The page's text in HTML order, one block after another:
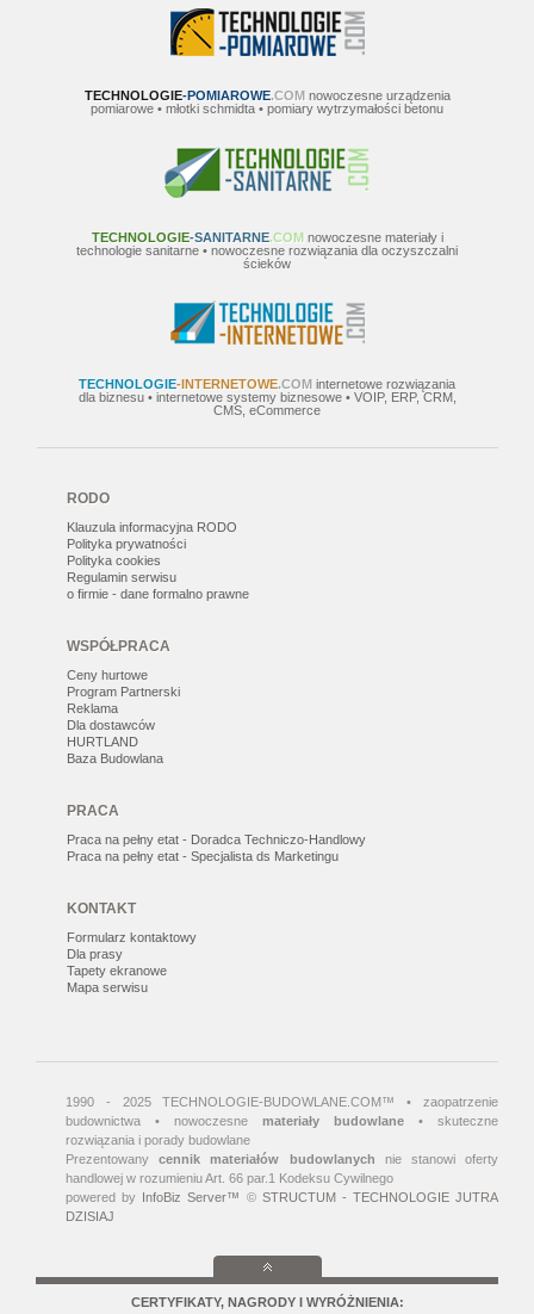
TECHNOLOGIE-POMIAROWE.COMnowoczesne urządzenia
pomiarowe • młotki schmidta • pomiary wytrzymałości betonu
TECHNOLOGIE-SANITARNE.COMnowoczesne materiały i
technologie sanitarne • nowoczesne rozwiązania dla oczyszczalni
ścieków
TECHNOLOGIE-INTERNETOWE.COM internetowe rozwiązania
dla biznesu • internetowe systemy biznesowe • VOIP, ERP, CRM,
CMS, eCommerce
RODO
Klauzula informacyjna RODO
Polityka prywatności
Polityka cookies
Regulamin serwisu
o firmie - dane formalno prawne
WSPÓŁPRACA
Ceny hurtowe
Program Partnerski
Reklama
Dla dostawców
HURTLAND
Baza Budowlana
PRACA
Praca na pełny etat - Doradca Techniczo-Handlowy
Praca na pełny etat - Specjalista ds Marketingu
KONTAKT
Formularz kontaktowy
Dla prasy
Tapety ekranowe
Mapa serwisu
1990 - 2025 TECHNOLOGIE-BUDOWLANE.COM™ • zaopatrzenie
budownictwa • nowoczesne materiały budowlane • skuteczne
rozwiązania i porady budowlane
Prezentowanycennik materiałów budowlanych nie stanowi oferty
handlowej w rozumieniu Art. 66 par.1 Kodeksu Cywilnego
powered by InfoBiz Server™ © STRUCTUM - TECHNOLOGIE JUTRA
DZISIAJ
CERTYFIKATY, NAGRODY I WYRÓŻNIENIA: